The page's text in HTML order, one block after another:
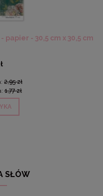
- 30,5 cm x 30,5 cm
2,95 zł
1,77 zł
SŁÓW